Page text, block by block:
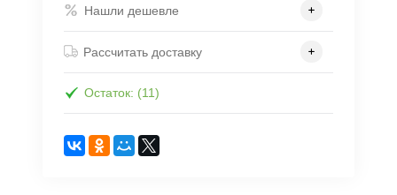
Нашли дешевле
Рассчитать доставку
Остаток: (11)